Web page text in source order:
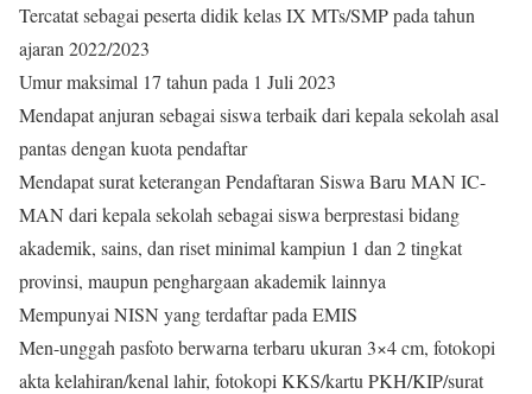
Tercatat sebagai peserta didik kelas IX MTs/SMP pada tahun
ajaran 2022/2023
Umur maksimal 17 tahun pada 1 Juli 2023
Mendapat anjuran sebagai siswa terbaik dari kepala sekolah asal
pantas dengan kuota pendaftar
Mendapat surat keterangan Pendaftaran Siswa Baru MAN IC-
MAN dari kepala sekolah sebagai siswa berprestasi bidang
akademik, sains, dan riset minimal kampiun 1 dan 2 tingkat
provinsi, maupun penghargaan akademik lainnya
Mempunyai NISN yang terdaftar pada EMIS
Men-unggah pasfoto berwarna terbaru ukuran 3×4 cm, fotokopi
akta kelahiran/kenal lahir, fotokopi KKS/kartu PKH/KIP/surat